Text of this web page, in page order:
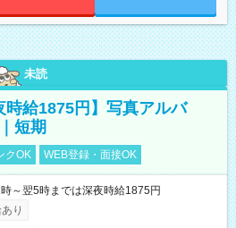
未読
時給1875円】写真アルバ
短期
クOK WEB登録・面接OK
～翌5時までは深夜時給1875円
り